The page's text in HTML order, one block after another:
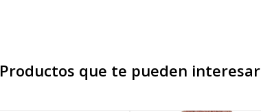
Productos que te pueden interesar